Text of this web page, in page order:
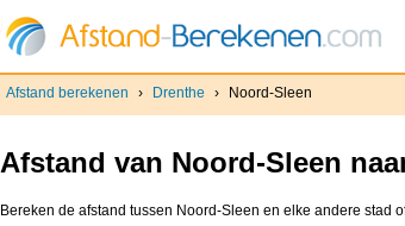
Afstand berekenen › Drenthe › Noord-Sleen
Afstand van Noord-Sleen
Bereken de afstand tussen Noord-Sleen en elke andere stad